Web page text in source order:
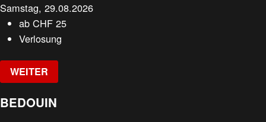
Samstag, 29.08.2026
abCHF 25
Verlosung
WEITER
BEDOUIN